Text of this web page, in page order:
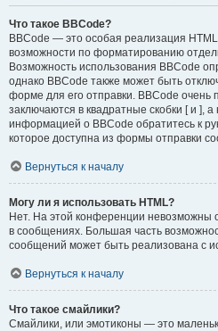
Что такое BBCode?
BBCode — это особая реализация
возможности по форматированию
Возможность использования BBCode
однако BBCode также может быть
форме для его отправки. BBCode очень
заключаются в квадратные скобки [ и ],
информацией о BBCode обратитесь к
которое доступна из формы отправки
Вернуться к началу
Могу ли я использовать HTML?
Нет. На этой конференции невозможны
в сообщениях. Большая часть
сообщений может быть реализована с
Вернуться к началу
Что такое смайлики?
Смайлики, или эмотиконы — это